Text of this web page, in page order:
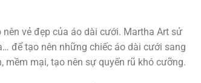
vẻ đẹp của áo dài cưới. Martha Art sử
để tạo nên những chiếc áo dài cưới sang
mềm mại, tạo nên sự quyến rũ khó cưỡng.